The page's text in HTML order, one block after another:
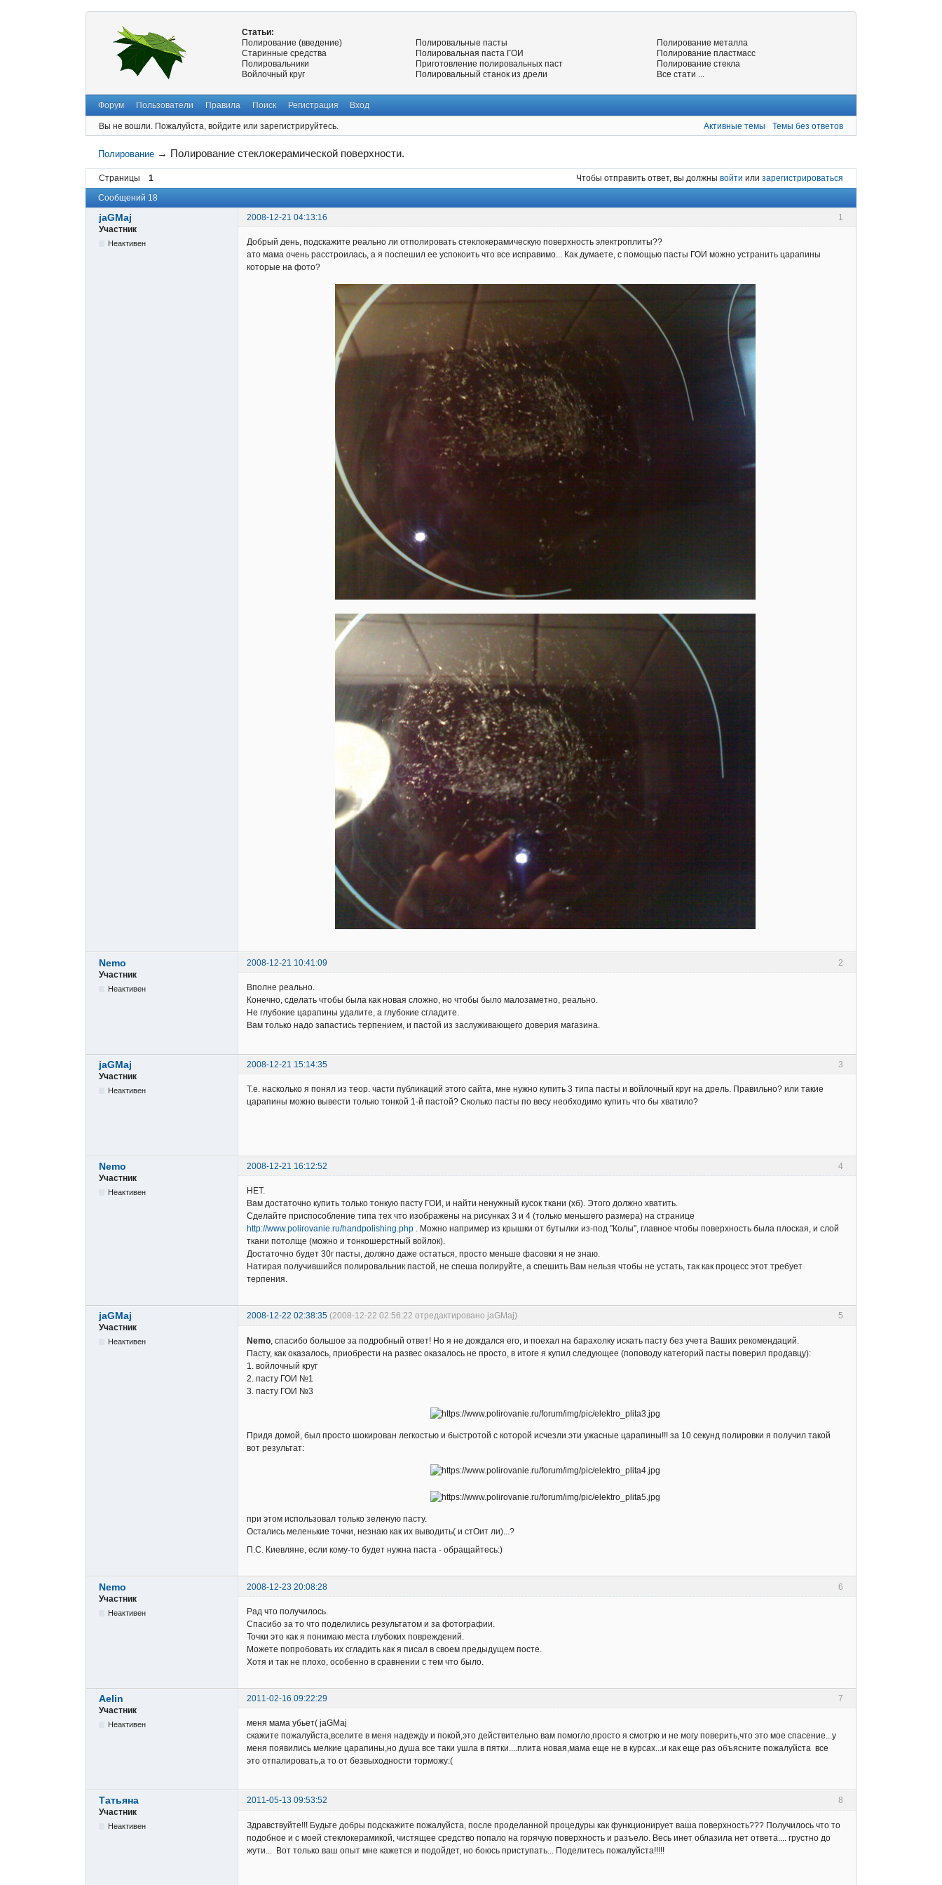
Статьи:
Полирование (введение)
Старинные средства
Полировальники
Войлочный круг
Полировальные пасты
Полировальная паста ГОИ
Приготовление полировальных паст
Полировальный станок из дрели
Полирование металла
Полирование пластмасс
Полирование стекла
Все стати ...
Форум Пользователи Правила Поиск Регистрация Вход
Вы не вошли. Пожалуйста, войдите или зарегистрируйтесь. Активные темы Темы без ответов
Полирование → Полирование стеклокерамической поверхности.
Страницы 1 Чтобы отправить ответ, вы должны войти или зарегистрироваться
Сообщений 18
1
jaGMaj
2008-12-21 04:13:16
Участник
Неактивен
Добрый день, подскажите реально ли отполировать стеклокерамическую поверхность электроплиты??
ато мама очень расстроилась, а я поспешил ее успокоить что все исправимо... Как думаете, с помощью пасты ГОИ можно устранить царапины
которые на фото?
2
Nemo
2008-12-21 10:41:09
Участник
Неактивен
Вполне реально.
Конечно, сделать чтобы была как новая сложно, но чтобы было малозаметно, реально.
Не глубокие царапины удалите, а глубокие сгладите.
Вам только надо запастись терпением, и пастой из заслуживающего доверия магазина.
3
jaGMaj
2008-12-21 15:14:35
Участник
Неактивен
Т.е. насколько я понял из теор. части публикаций этого сайта, мне нужно купить 3 типа пасты и войлочный круг на дрель. Правильно? или такие
царапины можно вывести только тонкой 1-й пастой? Сколько пасты по весу необходимо купить что бы хватило?
4
Nemo
2008-12-21 16:12:52
Участник
Неактивен
НЕТ.
Вам достаточно купить только тонкую пасту ГОИ, и найти ненужный кусок ткани (хб). Этого должно хватить.
Сделайте приспособление типа тех что изображены на рисунках 3 и 4 (только меньшего размера) на странице
http://www.polirovanie.ru/handpolishing.php . Можно например из крышки от бутылки из-под "Колы", главное чтобы поверхность была плоская, и слой
ткани потолще (можно и тонкошерстный войлок).
Достаточно будет 30г пасты, должно даже остаться, просто меньше фасовки я не знаю.
Натирая получившийся полировальник пастой, не спеша полируйте, а спешить Вам нельзя чтобы не устать, так как процесс этот требует
терпения.
5
jaGMaj 2008-12-22 02:38:35 (2008-12-22 02:56:22 отредактировано jaGMaj)
Участник
Неактивен Nemo , спасибо большое за подробный ответ! Но я не дождался его, и поехал на барахолку искать пасту без учета Ваших рекомендаций.
Пасту, как оказалось, приобрести на развес оказалось не просто, в итоге я купил следующее (поповоду категорий пасты поверил продавцу):
1. войлочный круг
2. пасту ГОИ №1
3. пасту ГОИ №3
Придя домой, был просто шокирован легкостью и быстротой с которой исчезли эти ужасные царапины!!! за 10 секунд полировки я получил такой
вот результат:
при этом использовал только зеленую пасту.
Остались меленькие точки, незнаю как их выводить( и стОит ли)...?
П.С. Киевляне, если кому-то будет нужна паста - обращайтесь:)
6
Nemo
2008-12-23 20:08:28
Участник
Неактивен
Рад что получилось.
Спасибо за то что поделились результатом и за фотографии.
Точки это как я понимаю места глубоких повреждений.
Можете попробовать их сгладить как я писал в своем предыдущем посте.
Хотя и так не плохо, особенно в сравнении с тем что было.
7
Aelin
2011-02-16 09:22:29
Участник
Неактивен
меня мама убьет( jaGMaj
скажите пожалуйста,вселите в меня надежду и покой,это действительно вам помогло,просто я смотрю и не могу поверить,что это мое спасение...у
меня появились мелкие царапины,но душа все таки ушла в пятки....плита новая,мама еще не в курсах...и как еще раз объясните пожалуйста все
это отпалировать,а то от безвыходности торможу:(
8
Татьяна
2011-05-13 09:53:52
Участник
Неактивен
Здравствуйте!!! Будьте добры подскажите пожалуйста, после проделанной процедуры как функционирует ваша поверхность??? Получилось что то
подобное и с моей стеклокерамикой, чистящее средство попало на горячую поверхность и разъело. Весь инет облазила нет ответа.... грустно до
жути... Вот только ваш опыт мне кажется и подойдет, но боюсь приступать... Поделитесь пожалуйста!!!!!